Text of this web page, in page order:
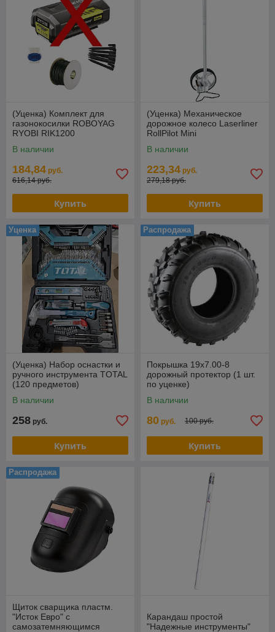
(Уценка) Комплект для
газонокосилки ROBOYAG
RYOBI RIK1200
В наличии
184,84 руб.
616,14 руб.
Купить
(Уценка) Механическое
дорожное колесо Laserliner
RollPilot Mini
В наличии
223,34 руб.
279,18 руб.
Купить
Уценка
(Уценка) Набор оснастки и
ручного инструмента TOTAL
(120 предметов)
В наличии
258 руб.
Купить
Распродажа
Покрышка 19х7.00-8
дорожный протектор (1 шт.
по уценке)
В наличии
80 руб. 100 руб.
Купить
Распродажа
Щиток сварщика пластм.
"Исток Евро" с
самозатемняющимся
Карандаш простой
"Надежные инструменты"